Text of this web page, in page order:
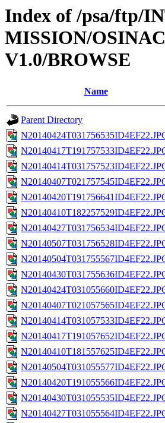
Index of /psa/ftp/
MISSION/
V1.0/BROWSE
Name
Parent Directory